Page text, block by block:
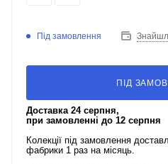
Під замовлення
ПІД
Доставка 24 серпня,
при замовленні до 12 серпня
Колекції під замовлення
фабрики 1 раз на місяць.